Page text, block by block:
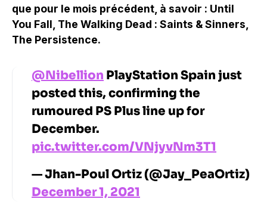
que pour le mois précédent, à savoir : Until
You Fall, The Walking Dead : Saints & Sinners,
The Persistence.
@Nibellion PlayStation Spain just
posted this, confirming the
rumoured PS Plus line up for
December.
pic.twitter.com/VNjyvNm3T1
— Jhan-Poul Ortiz (@Jay_PeaOrtiz)
December 1, 2021